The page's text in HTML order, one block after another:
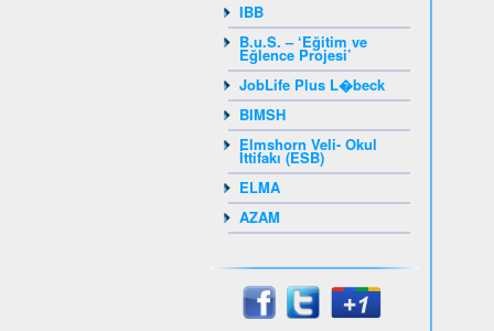
IBB
B.u.S. – ‘Eğitim ve
Eğlence Projesi’
JobLife Plus L�beck
BIMSH
Elmshorn Veli- Okul
İttifakı (ESB)
ELMA
AZAM